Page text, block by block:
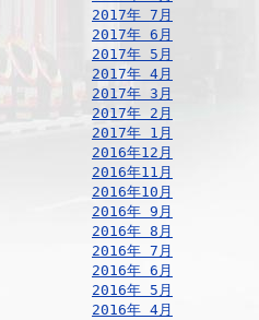
2017年 7月
2017年 6月
2017年 5月
2017年 4月
2017年 3月
2017年 2月
2017年 1月
2016年12月
2016年11月
2016年10月
2016年 9月
2016年 8月
2016年 7月
2016年 6月
2016年 5月
2016年 4月